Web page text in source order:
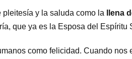
y la saluda como la llena
que ya es la Esposa del Espíritu
como felicidad. Cuando nos